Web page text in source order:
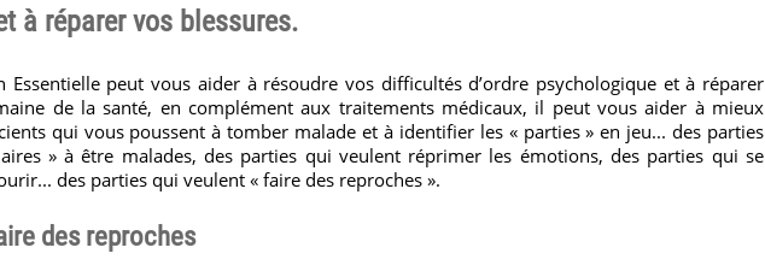
à réparer vos blessures.
Essentielle peut vous aider à résoudre vos difficultés d’ordre psychologique et à réparer
de la santé, en complément aux traitements médicaux, il peut vous aider à mieux
qui vous poussent à tomber malade et à identifier les « parties » en jeu... des parties
» à être malades, des parties qui veulent réprimer les émotions, des parties qui se
des parties qui veulent « faire des reproches ».
des reproches